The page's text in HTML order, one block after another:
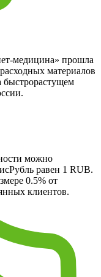
медицина» прошла
материалов
быстрорастущем
можно
равен 1 RUB.
0.5% от
клиентов.